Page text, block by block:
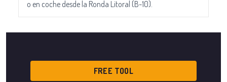
o en coche desde la Ronda Litoral (B-10).
FREE TOOL